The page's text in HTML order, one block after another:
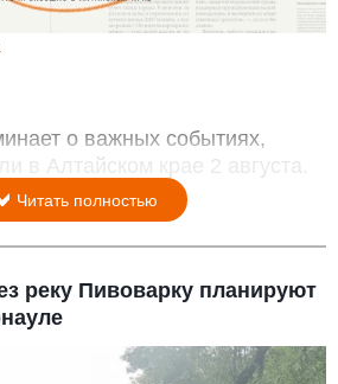
о важных событиях,
в Алтайском крае 2 августа.
Читать полностью
реку Пивоварку планируют